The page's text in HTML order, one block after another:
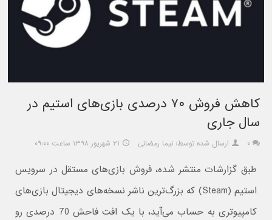
کاهش فروش ۷۰ درصدی بازی‌های استیم در
سال جاری
۰ ارسال شده توسط: نیما رمضانی ۲۱ شهریور ۱۳۹۸ ساعت ۰۹:۰۰
طبق گزارشات منتشر شده، فروش بازی‌های مستقل در سرویس
استیم (Steam) که بزرگ‌ترین ناشر نسخه‌های دیجیتال بازی‌های
کامپیوتری به حساب می‌آید، با یک افت فاحش 70 درصدی رو